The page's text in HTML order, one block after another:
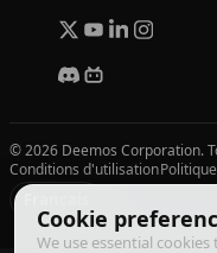
Cookie
We use essential
© 2026 Deemos Corporation.
Conditions d'utilisation